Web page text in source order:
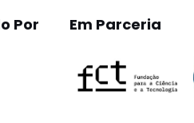
Por Em Parceria